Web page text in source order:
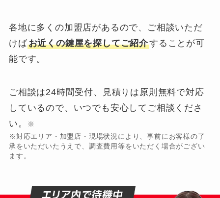
各地に多くの加盟店があるので、ご相談いただ
けばお近くの鍵屋を探してご紹介することが可
能です。
ご相談は24時間受付、見積りは原則無料で対応
しているので、いつでも安心してご相談くださ
い。
※
※対応エリア・加盟店・現場状況により、事前にお客様の了
承をいただいたうえで、調査費用等をいただく場合がござい
ます。